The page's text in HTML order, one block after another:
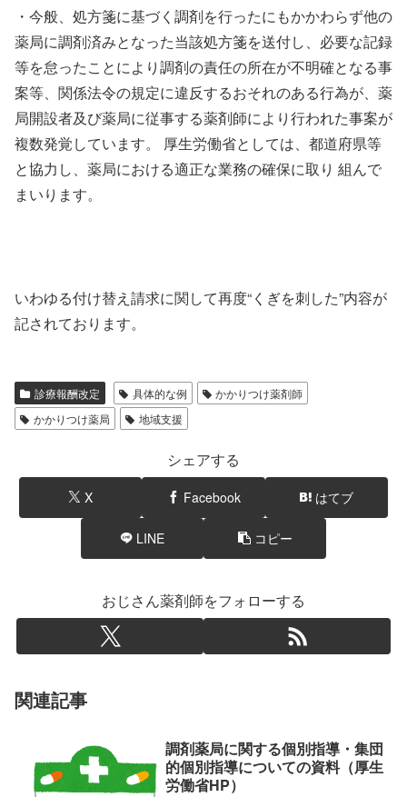
・今般、処方箋に基づく調剤を行ったにもかかわらず他の
薬局に調剤済みとなった当該処方箋を送付し、必要な記録
等を怠ったことにより調剤の責任の所在が不明確となる事
案等、関係法令の規定に違反するおそれのある行為が、薬
局開設者及び薬局に従事する薬剤師により行われた事案が
複数発覚しています。 厚生労働省としては、都道府県等
と協力し、薬局における適正な業務の確保に取り 組んで
まいります。
いわゆる付け替え請求に関して再度“くぎを刺した”内容が
記されております。
診療報酬改定 具体的な例
かかりつけ薬剤師
かかりつけ薬局
地域支援
シェアする
X Facebook はてブ
LINE コピー
おじさん薬剤師をフォローする
関連記事
調剤薬局に関する個別指導・集団
的個別指導についての資料（厚生
労働省HP）